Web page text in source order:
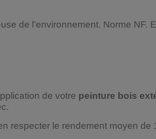
de l’environnement. Norme NF.
de votre peinture bois
respecter le rendement moyen